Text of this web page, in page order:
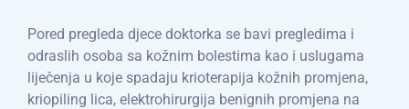
Pored pregleda djece doktorka se bavi pregledima i
odraslih osoba sa kožnim bolestima kao i uslugama
liječenja u koje spadaju krioterapija kožnih promjena,
kriopiling lica, elektrohirurgija benignih promjena na